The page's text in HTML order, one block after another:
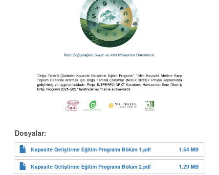
Dosyalar:
Kapasite Geliştirme Eğitim Programı Bölüm 1.pdf 1.54 MB
Kapasite Geliştirme Eğitim Programı Bölüm 2.pdf 1.29 MB